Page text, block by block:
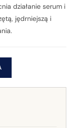
działanie serum i
jędrniejszą i